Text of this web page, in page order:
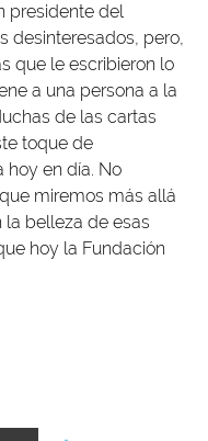
presidente del
desinteresados, pero,
que le escribieron lo
a una persona a la
de las cartas
toque de
hoy en día. No
miremos más allá
belleza de esas
hoy la Fundación